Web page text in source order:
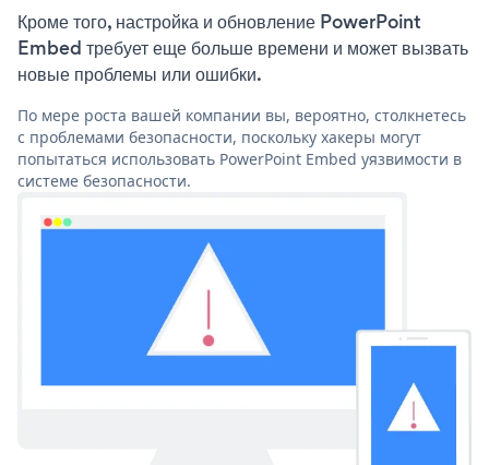
Кроме того, настройка и обновление PowerPoint
Embed требует еще больше времени и может вызвать
новые проблемы или ошибки.
По мере роста вашей компании вы, вероятно, столкнетесь
с проблемами безопасности, поскольку хакеры могут
попытаться использовать PowerPoint Embed уязвимости в
системе безопасности.